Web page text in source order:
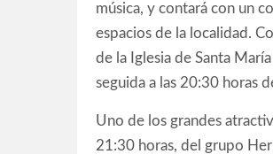
música, y contará con un
espacios de la localidad.
de la Iglesia de Santa
seguida a las 20:30 horas
Uno de los grandes
21:30 horas, del grupo